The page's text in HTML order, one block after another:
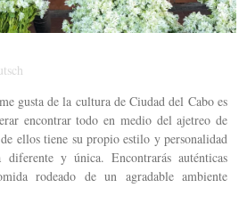
gusta de la cultura de Ciudad del Cabo es
encontrar todo en medio del ajetreo de
ellos tiene su propio estilo y personalidad
y única. Encontrarás auténticas
rodeado de un agradable ambiente